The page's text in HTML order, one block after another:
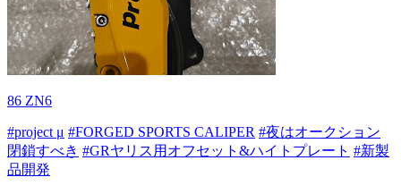
86 ZN6
#project μ #FORGED SPORTS CALIPER #夜はオークション
閉鎖すべき #GRヤリス用オフセット&ハイトプレート #新製
品開発